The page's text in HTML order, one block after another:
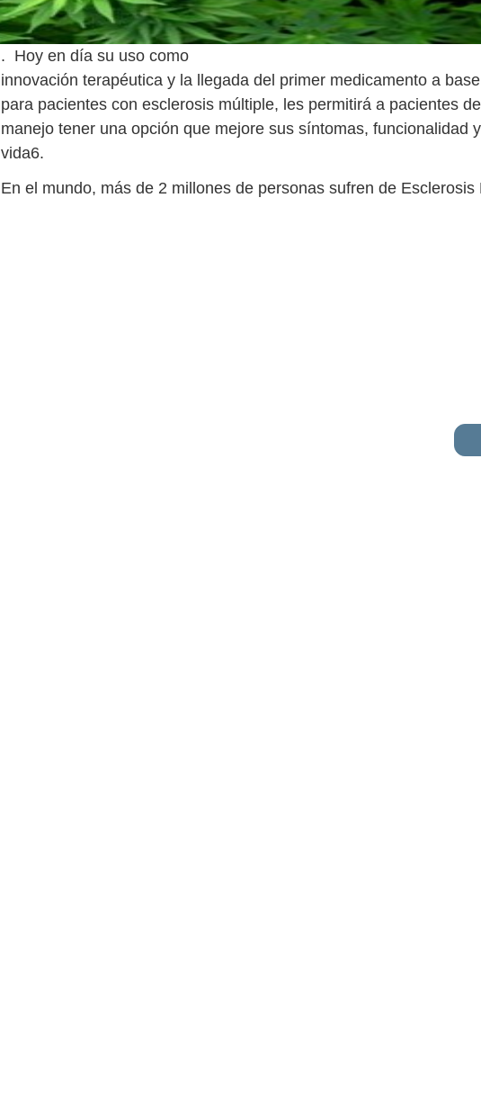
. Hoy en día su uso como
innovación terapéutica y la llegada del primer medicamento a
para pacientes con esclerosis múltiple, les permitirá a pacientes
manejo tener una opción que mejore sus síntomas, funcionalidad
vida6.
En el mundo, más de 2 millones de personas sufren de Esclerosis